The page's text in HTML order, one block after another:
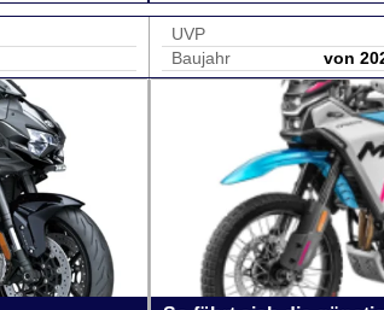
UVP
Baujahr
von